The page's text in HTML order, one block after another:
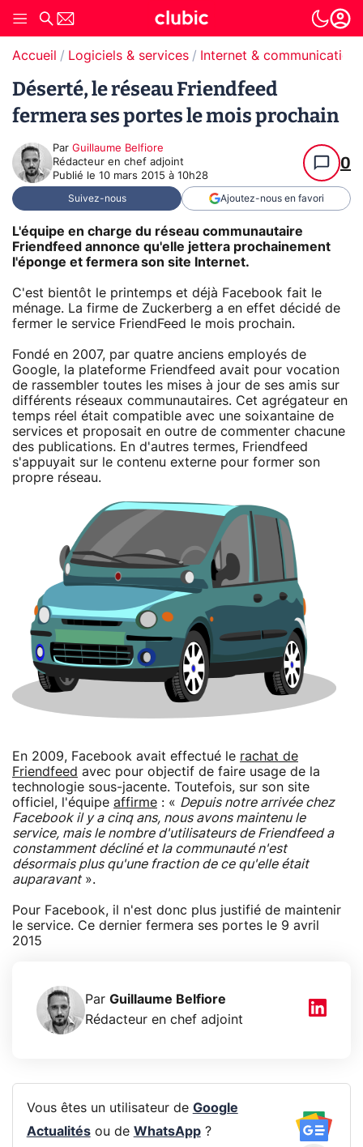
Accueil Logiciels & services Internet & communication
Déserté, le réseau Friendfeed
fermera ses portes le mois prochain
Par Guillaume Belfiore
Rédacteur en chef adjoint
Publié le 10 mars 2015 à 10h28
0
Suivez-nous Ajoutez-nous en favori
L'équipe en charge du réseau communautaire
Friendfeed annonce qu'elle jettera prochainement
l'éponge et fermera son site Internet.
C'est bientôt le printemps et déjà Facebook fait le
ménage. La firme de Zuckerberg a en effet décidé de
fermer le service FriendFeed le mois prochain.
Fondé en 2007, par quatre anciens employés de
Google, la plateforme Friendfeed avait pour vocation
de rassembler toutes les mises à jour de ses amis sur
différents réseaux communautaires. Cet agrégateur en
temps réel était compatible avec une soixantaine de
services et proposait en outre de commenter chacune
des publications. En d'autres termes, Friendfeed
s'appuyait sur le contenu externe pour former son
propre réseau.
En 2009, Facebook avait effectué le rachat de
Friendfeed avec pour objectif de faire usage de la
technologie sous-jacente. Toutefois, sur son site
officiel, l'équipe affirme : « Depuis notre arrivée chez
Facebook il y a cinq ans, nous avons maintenu le
service, mais le nombre d'utilisateurs de Friendfeed a
constamment décliné et la communauté n'est
désormais plus qu'une fraction de ce qu'elle était
auparavant».
Pour Facebook, il n'est donc plus justifié de maintenir
le service. Ce dernier fermera ses portes le 9 avril
2015
Par Guillaume Belfiore
Rédacteur en chef adjoint
Vous êtes un utilisateur de Google
Actualitésou de WhatsApp?